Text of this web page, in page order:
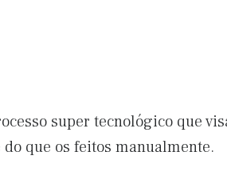
super tecnológico que
que os feitos manualmente.